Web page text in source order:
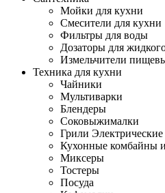
Мойки для кухни
Смесители для кухни
Фильтры для воды
Дозаторы для
Измельчители
Техника для кухни
Чайники
Мультиварки
Блендеры
Соковыжималки
Грили Электрические
Кухонные комбайны
Миксеры
Тостеры
Посуда